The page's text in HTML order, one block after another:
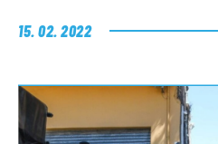
15. 02. 2022